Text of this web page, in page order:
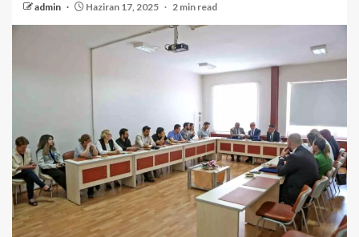
admin Haziran 17, 2025 2 min read